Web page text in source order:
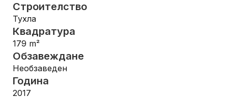
Строителство
Тухла
Квадратура
179 m²
Обзавеждане
Необзаведен
Година
2017